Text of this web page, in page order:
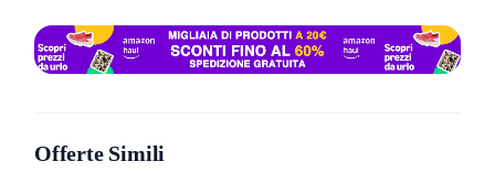
Un solo abbonamento, tutto incluso
Attivazione online semplice e veloce
Offerte Simili